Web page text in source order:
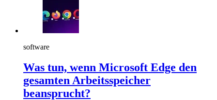
software
Was tun, wenn Microsoft Edge den
gesamten Arbeitsspeicher
beansprucht?